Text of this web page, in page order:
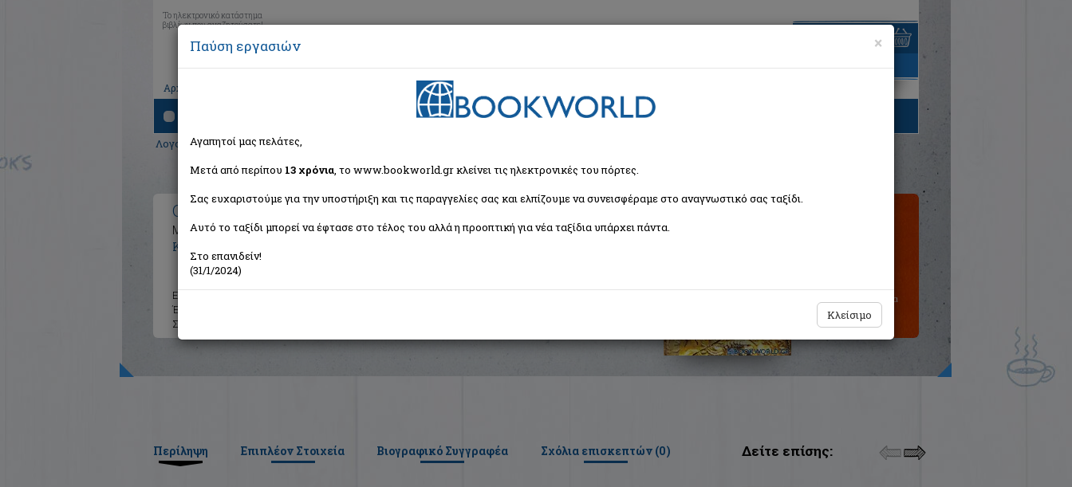
Το ηλεκτρονικό κατάστημα
βιβλίων που αναζητούσατε!
Αρχική
είναι άδειο
Λογοτεχνία>Ελληνική Λογοτεχνία
Ο κώδικας του αυτοκράτορα
Μυθιστόρημα
Κυριαζής Νίκος Κ.
Εκδότης:
Έτος:
Σελίδες:
Δεν υπάρχει δυνατότητα
παραγγελίας
Περίληψη Επιπλέον Στοιχεία Βιογραφικό Συγγραφέα Σχόλια επισκεπτών (0) Δείτε επίσης:
×
Παύση εργασιών
Αγαπητοί μας πελάτες,
Μετά από περίπου 13 χρόνια, το www.bookworld.gr κλείνει τις ηλεκτρονικές του πόρτες.
Σας ευχαριστούμε για την υποστήριξη και τις παραγγελίες σας και ελπίζουμε να συνεισφέραμε στο αναγνωστικό σας ταξίδι.
Αυτό το ταξίδι μπορεί να έφτασε στο τέλος του αλλά η προοπτική για νέα ταξίδια υπάρχει πάντα.
Στο επανιδείν!
(31/1/2024)
Κλείσιμο